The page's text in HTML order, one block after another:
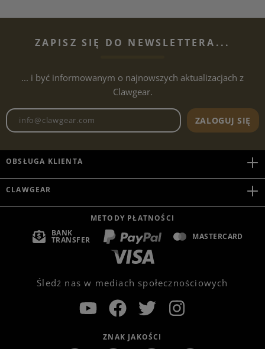
ZAPISZ SIĘ DO NEWSLETTERA...
... i być informowanym o najnowszych aktualizacjach z
Clawgear.
Adres e-mailowy biuletynu
ZALOGUJ SIĘ
OBSŁUGA KLIENTA
CLAWGEAR
METODY PŁATNOŚCI
BANK
TRANSFER MASTERCARD
Śledź nas w mediach społecznościowych
ZNAK JAKOŚCI